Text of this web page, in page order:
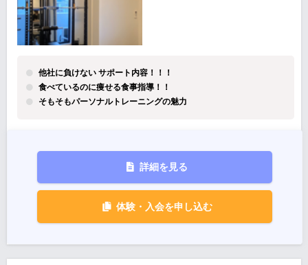
他社に負けない サポート内容！！！
食べているのに痩せる食事指導！！
そもそもパーソナルトレーニングの魅力
詳細を見る
体験・入会を申し込む